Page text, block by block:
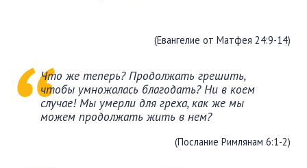
(Евангелие от Матфея 24:9-14)
Что же теперь? Продолжать грешить,
чтобы умножалась благодать? Ни в коем
случае! Мы умерли для греха, как же мы
можем продолжать жить в нем?
(Послание Римлянам 6:1-2)